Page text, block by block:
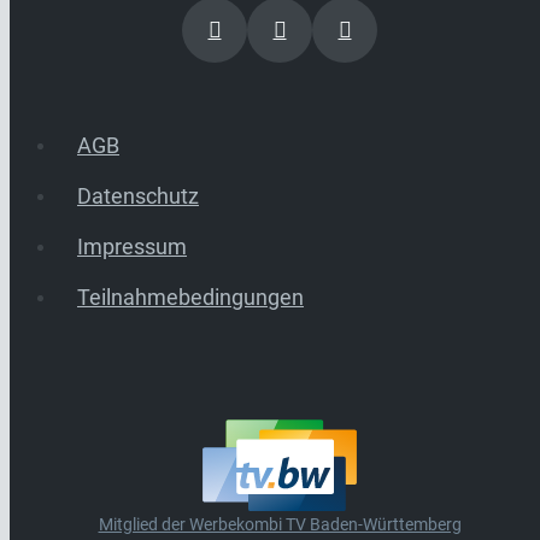
AGB
Datenschutz
Impressum
Teilnahmebedingungen
Mitglied der Werbekombi TV Baden-Württemberg